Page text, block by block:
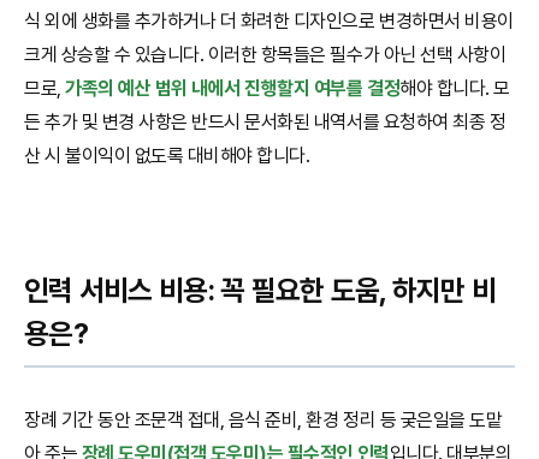
식 외에 생화를 추가하거나 더 화려한 디자인으로 변경하면서 비용이
크게 상승할 수 있습니다. 이러한 항목들은 필수가 아닌 선택 사항이
므로,가족의 예산 범위 내에서 진행할지 여부를 결정해야 합니다. 모
든 추가 및 변경 사항은 반드시 문서화된 내역서를 요청하여 최종 정
산 시 불이익이 없도록 대비해야 합니다.
인력 서비스 비용: 꼭 필요한 도움, 하지만 비
용은?
장례 기간 동안 조문객 접대, 음식 준비, 환경 정리 등 궂은일을 도맡
아 주는 장례 도우미(접객 도우미)는 필수적인 인력입니다. 대부분의